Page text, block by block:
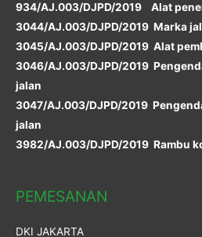
934/AJ.003/DJPD/2019 Alat
3044/AJ.003/DJPD/2019 Marka
3045/AJ.003/DJPD/2019 Alat
3046/AJ.003/DJPD/2019
jalan
3047/AJ.003/DJPD/2019
jalan
3982/AJ.003/DJPD/2019 Rambu
PEMESANAN
DKI JAKARTA